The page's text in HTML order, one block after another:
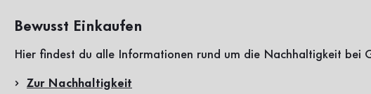
Bewusst Einkaufen
Hier findest du alle Informationen rund um die Nachhaltigkeit bei
Zur Nachhaltigkeit